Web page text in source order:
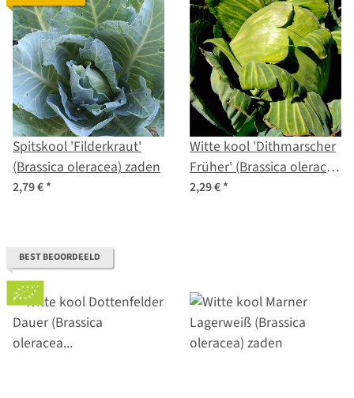
Spitskool 'Filderkraut'
(Brassica oleracea) zaden
2,79 €*
Witte kool 'Dithmarscher
Früher' (Brassica oleracea
var. capitata) zaden
2,29 €*
BEST BEOORDEELD